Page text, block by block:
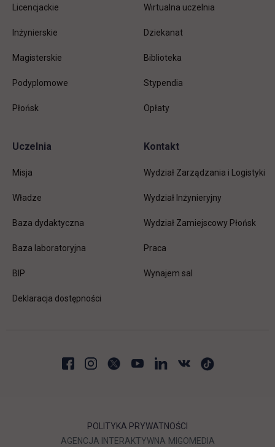
Licencjackie
Inżynierskie
Magisterskie
Podyplomowe
Płońsk
Wirtualna uczelnia
Dziekanat
Biblioteka
Stypendia
Opłaty
Uczelnia
Misja
Władze
Baza dydaktyczna
Baza laboratoryjna
BIP
Deklaracja dostępności
Kontakt
Wydział Zarządzania i Logistyki
Wydział Inżynieryjny
Wydział Zamiejscowy Płońsk
Praca
Wynajem sal
POLITYKA PRYWATNOŚCI
AGENCJA INTERAKTYWNA LINK OTWIERA SIĘ W
MIGOMEDIA